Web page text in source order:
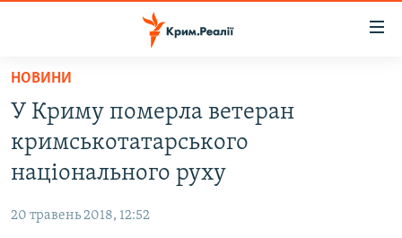
Перейти
основного
матеріалу
Перейти
до
основної
навігації
ВОДА.КРИМ
ВІДЕО ТА ФОТО
БЛОГИ
НОВИНИ
У Криму померла ветеран
кримськотатарського
національного руху
20 травень 2018, 12:52